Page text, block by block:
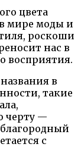
цвета
мире моды и
роскоши
нас в
восприятия.
в
такие
черту —
с